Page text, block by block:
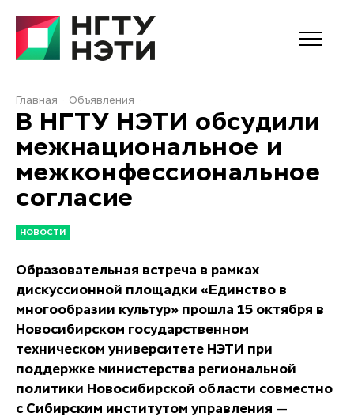
Главная Объявления
В НГТУ НЭТИ обсудили
межнациональное и
межконфессиональное
согласие
НОВОСТИ
Образовательная встреча в рамках
дискуссионной площадки «Единство в
многообразии культур» прошла 15 октября в
Новосибирском государственном
техническом университете НЭТИ при
поддержке министерства региональной
политики Новосибирской области совместно
с Сибирским институтом управления —